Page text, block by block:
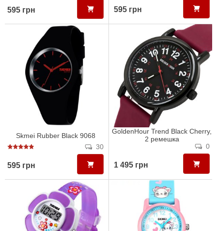
595 грн 595 грн
Skmei Rubber Black 9068
30
595 грн
GoldenHour Trend Black Cherry,
2 ремешка
0
1 495 грн